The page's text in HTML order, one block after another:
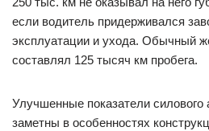
если водитель придерживался
эксплуатации и ухода. Обычный
составлял 125 тысяч км пробега.
Улучшенные показатели силового
заметны в особенностях